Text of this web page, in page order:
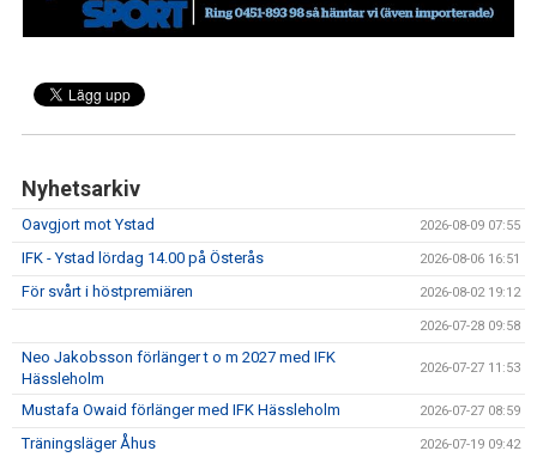
Nyhetsarkiv
Oavgjort mot Ystad 2026-08-09 07:55
IFK - Ystad lördag 14.00 på Österås 2026-08-06 16:51
För svårt i höstpremiären 2026-08-02 19:12
2026-07-28 09:58
Neo Jakobsson förlänger t o m 2027 med IFK
Hässleholm
2026-07-27 11:53
Mustafa Owaid förlänger med IFK Hässleholm 2026-07-27 08:59
Träningsläger Åhus 2026-07-19 09:42